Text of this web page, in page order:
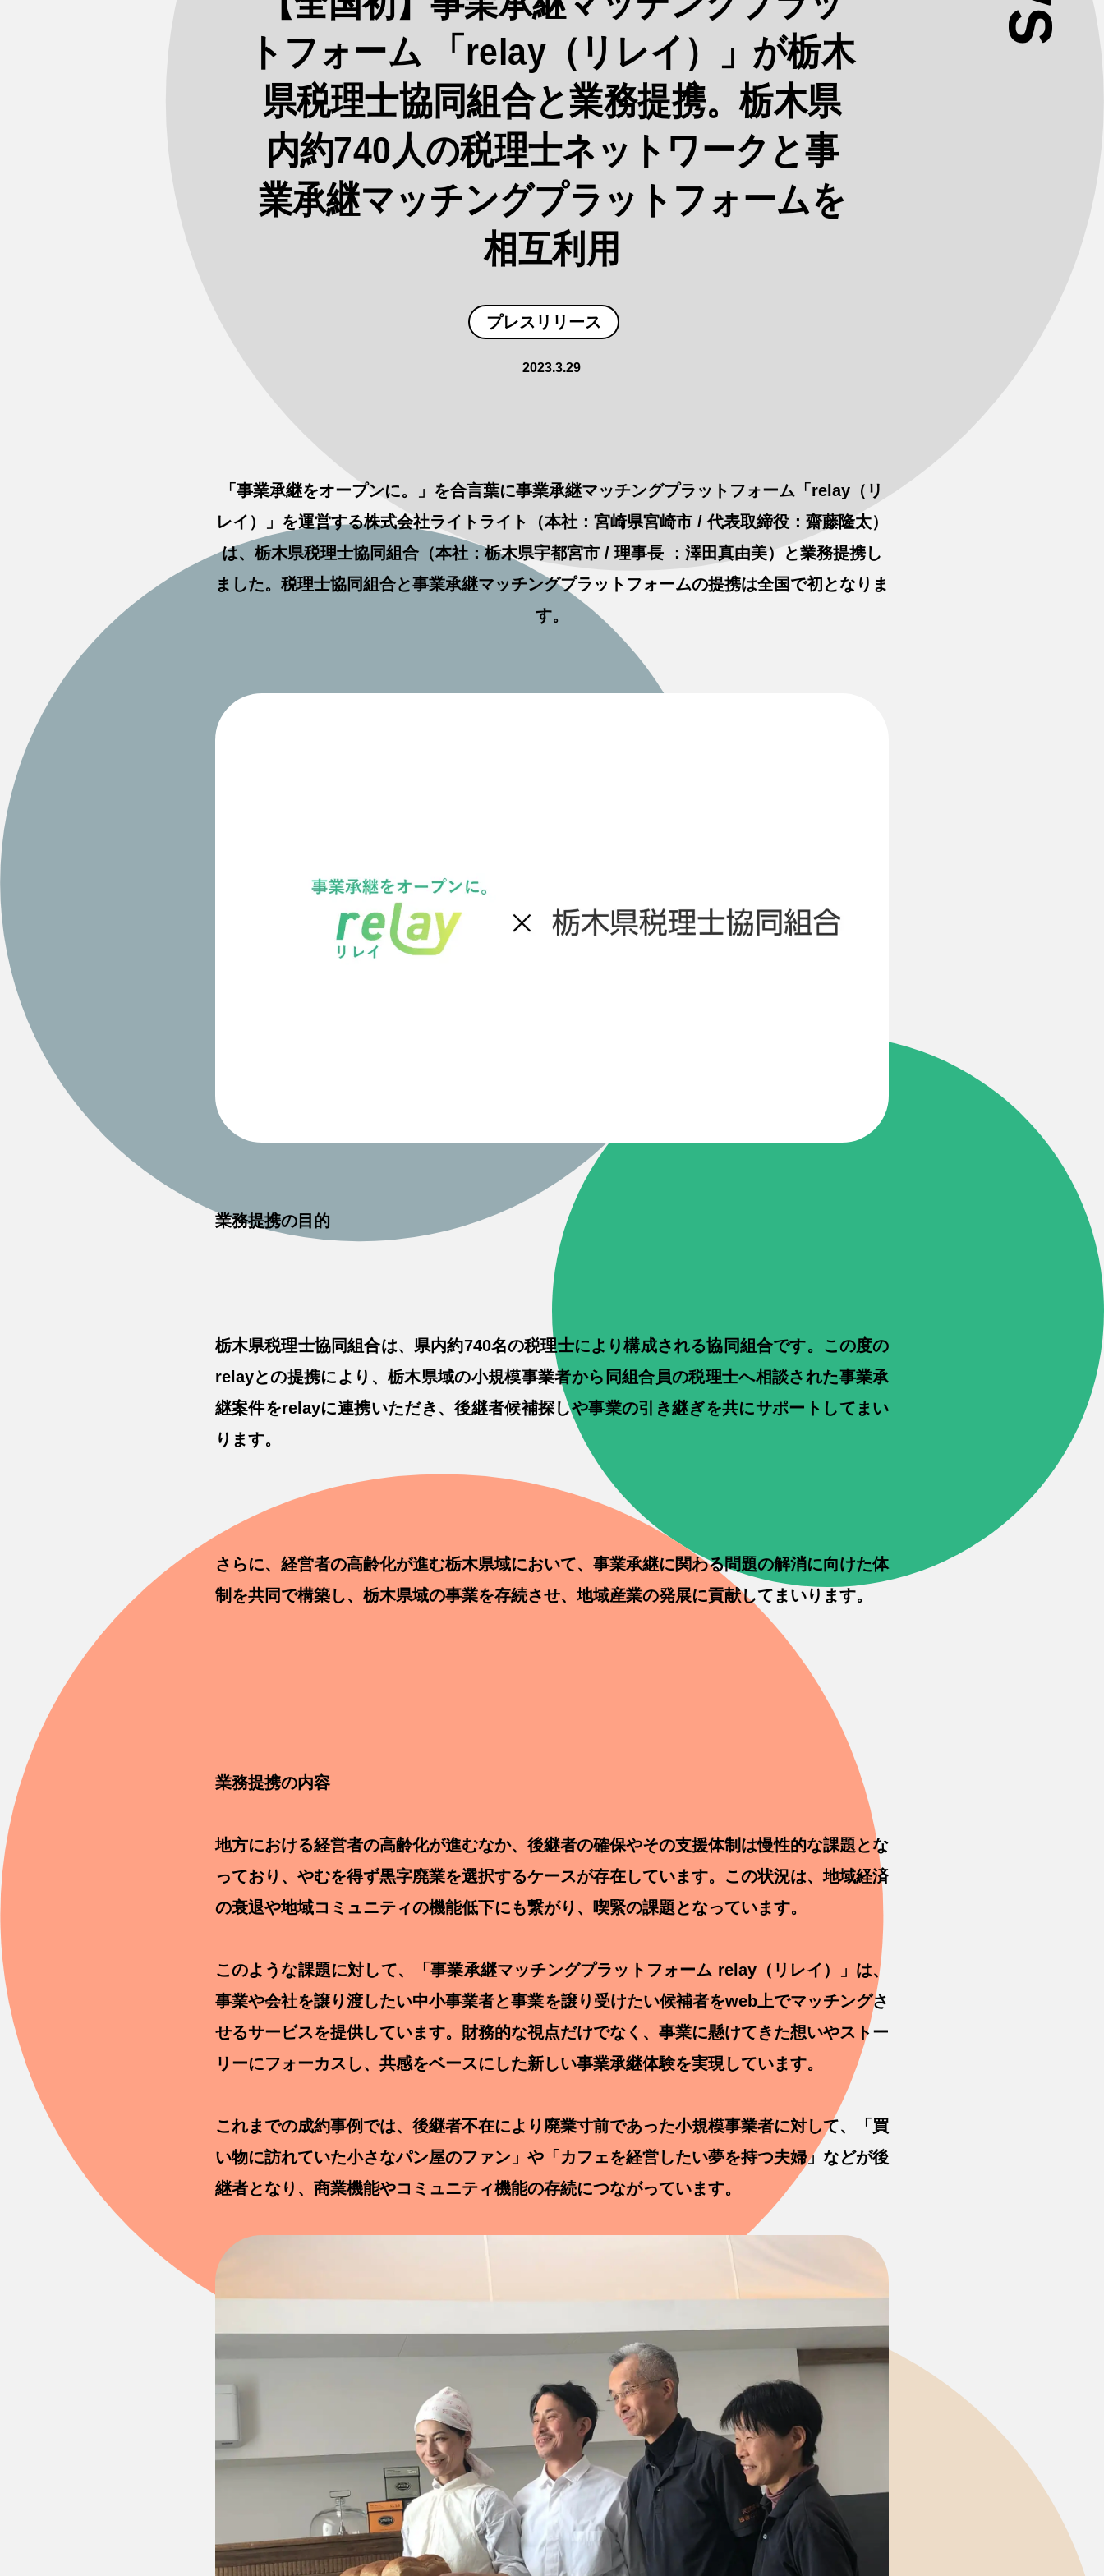
トフォーム 「relay（リレイ）」が栃木
県税理士協同組合と業務提携。栃木県
内約740人の税理士ネットワークと事
業承継マッチングプラットフォームを
相互利用
プレスリリース
2023.3.29
「事業承継をオープンに。」を合言葉に事業承継マッチングプラットフォーム「relay（リ
レイ）」を運営する株式会社ライトライト（本社：宮崎県宮崎市 / 代表取締役：齋藤隆太）
は、栃木県税理士協同組合（本社：栃木県宇都宮市 / 理事長 ：澤田真由美）と業務提携し
ました。税理士協同組合と事業承継マッチングプラットフォームの提携は全国で初となりま
す。
業務提携の目的
栃木県税理士協同組合は、県内約740名の税理士により構成される協同組合です。この度の
relayとの提携により、栃木県域の小規模事業者から同組合員の税理士へ相談された事業承
継案件をrelayに連携いただき、後継者候補探しや事業の引き継ぎを共にサポートしてまい
ります。
さらに、経営者の高齢化が進む栃木県域において、事業承継に関わる問題の解消に向けた体
制を共同で構築し、栃木県域の事業を存続させ、地域産業の発展に貢献してまいります。
業務提携の内容
地方における経営者の高齢化が進むなか、後継者の確保やその支援体制は慢性的な課題とな
っており、やむを得ず黒字廃業を選択するケースが存在しています。この状況は、地域経済
の衰退や地域コミュニティの機能低下にも繋がり、喫緊の課題となっています。
このような課題に対して、「事業承継マッチングプラットフォーム relay（リレイ）」は、
事業や会社を譲り渡したい中小事業者と事業を譲り受けたい候補者をweb上でマッチングさ
せるサービスを提供しています。財務的な視点だけでなく、事業に懸けてきた想いやストー
リーにフォーカスし、共感をベースにした新しい事業承継体験を実現しています。
これまでの成約事例では、後継者不在により廃業寸前であった小規模事業者に対して、「買
い物に訪れていた小さなパン屋のファン」や「カフェを経営したい夢を持つ夫婦」などが後
継者となり、商業機能やコミュニティ機能の存続につながっています。